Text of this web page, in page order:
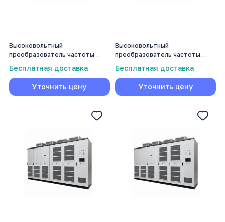
Высоковольтный
преобразователь частоты
Бесплатная доставка
Уточнить цену
Высоковольтный
преобразователь частоты
Бесплатная доставка
Уточнить цену